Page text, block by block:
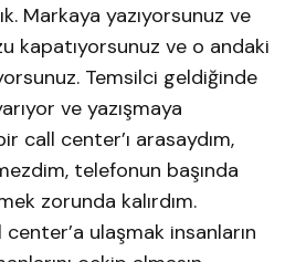
Markaya yazıyorsunuz ve
kapatıyorsunuz ve o andaki
Temsilci geldiğinde
ve yazışmaya
call center’ı arasaydım,
telefonun başında
zorunda kalırdım.
ulaşmak insanların